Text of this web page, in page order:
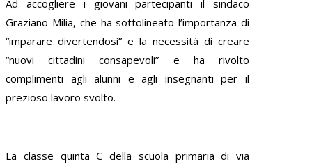
Ad accogliere i giovani partecipanti il sindaco
Graziano Milia, che ha sottolineato l’importanza di
“imparare divertendosi” e la necessità di creare
“nuovi cittadini consapevoli” e ha rivolto
complimenti agli alunni e agli insegnanti per il
prezioso lavoro svolto.
La classe quinta C della scuola primaria di via